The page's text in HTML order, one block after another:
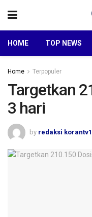
HOME TOP NEWS
Home Terpopuler
Targetkan
3 hari
by redaksi